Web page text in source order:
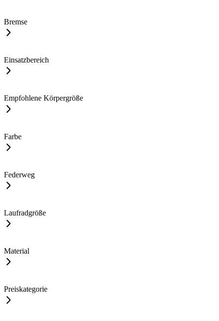
Bremse
Einsatzbereich
Empfohlene Körpergröße
Farbe
Federweg
Laufradgröße
Material
Preiskategorie